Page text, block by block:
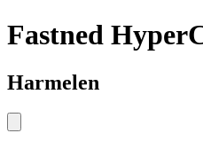
Fastned
Harmelen